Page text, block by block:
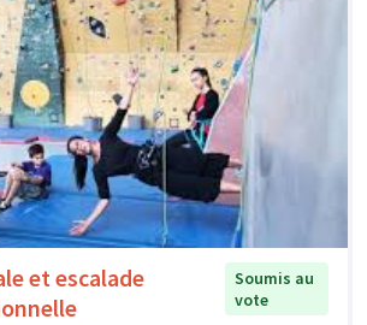
et escalade
Soumis au
vote